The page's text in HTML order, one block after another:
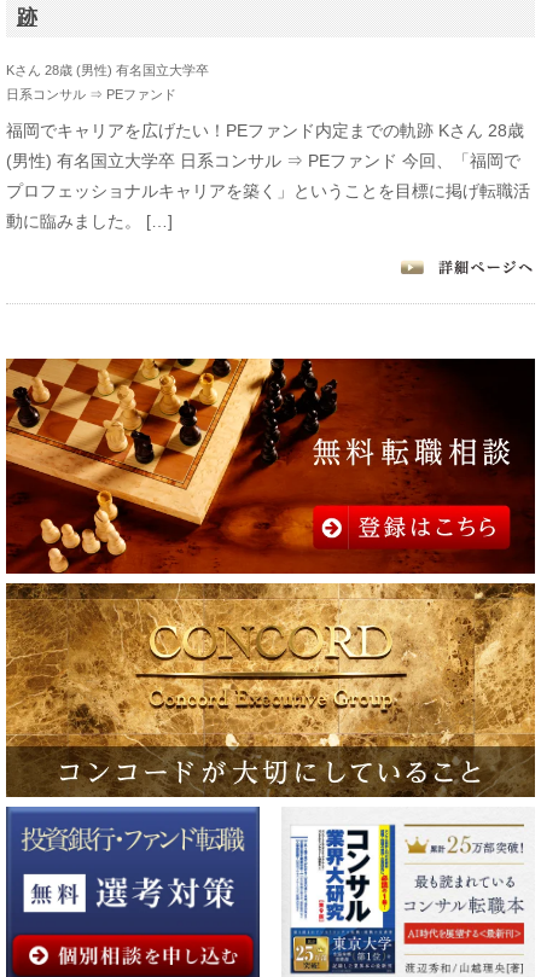
跡
Kさん 28歳 (男性) 有名国立大学卒
日系コンサル ⇒ PEファンド
福岡でキャリアを広げたい！PEファンド内定までの軌跡 Kさん 28歳
(男性) 有名国立大学卒 日系コンサル ⇒ PEファンド 今回、「福岡で
プロフェッショナルキャリアを築く」ということを目標に掲げ転職活
動に臨みました。 […]